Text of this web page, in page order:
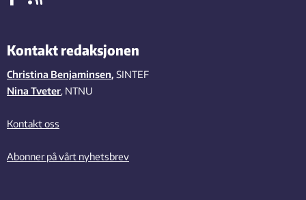
Kontakt redaksjonen
Christina Benjaminsen, SINTEF
Nina Tveter, NTNU
Kontakt oss
Abonner på vårt nyhetsbrev